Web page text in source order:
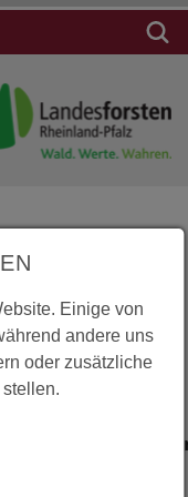
Lage
Birkenwerder,
Einige von
andere uns
oder zusätzliche